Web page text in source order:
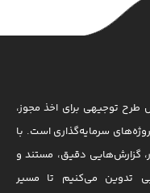
توجیهی برای اخذ مجوز،
سرمایه‌گذاری است. با
گزارش‌هایی دقیق، مستند و
تدوین می‌کنیم تا مسیر